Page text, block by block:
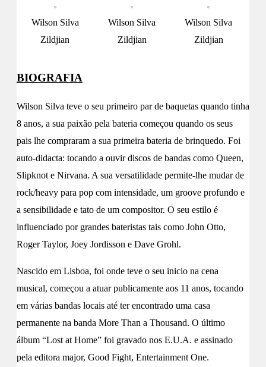
Wilson Silva
Zildjian
Wilson Silva
Zildjian
Wilson Silva
Zildjian
BIOGRAFIA
Wilson Silva teve o seu primeiro par de baquetas quando tinha
8 anos, a sua paixão pela bateria começou quando os seus
pais lhe compraram a sua primeira bateria de brinquedo. Foi
auto-didacta: tocando a ouvir discos de bandas como Queen,
Slipknot e Nirvana. A sua versatilidade permite-lhe mudar de
rock/heavy para pop com intensidade, um groove profundo e
a sensibilidade e tato de um compositor. O seu estilo é
influenciado por grandes bateristas tais como John Otto,
Roger Taylor, Joey Jordisson e Dave Grohl.
Nascido em Lisboa, foi onde teve o seu inicio na cena
musical, começou a atuar publicamente aos 11 anos, tocando
em várias bandas locais até ter encontrado uma casa
permanente na banda More Than a Thousand. O último
álbum “Lost at Home” foi gravado nos E.U.A. e assinado
pela editora major, Good Fight, Entertainment One.